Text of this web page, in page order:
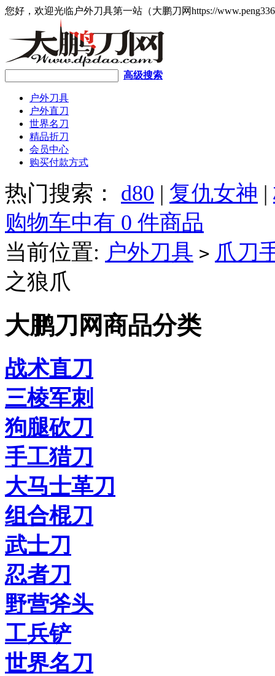
您好，欢迎光临户外刀具第一站（大鹏刀网https://
高级搜索
户外刀具
户外直刀
世界名刀
精品折刀
会员中心
购买付款方式
热门搜索： d80 | 复仇女神 |
购物车中有 0 件商品
当前位置: 户外刀具 > 爪刀
之狼爪
大鹏刀网商品分类
战术直刀
三棱军刺
狗腿砍刀
手工猎刀
大马士革刀
组合棍刀
武士刀
忍者刀
野营斧头
工兵铲
世界名刀